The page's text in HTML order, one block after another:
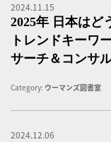
2024.11.15
2025年 日本はど
トレンドキーワ
サーチ＆コンサ
Category: ウーマンズ図書室
2024.12.06